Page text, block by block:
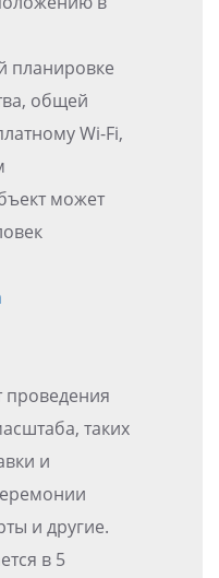
планировке
общей
Wi-Fi,
может
проведения
таких
и
и другие.
в 5